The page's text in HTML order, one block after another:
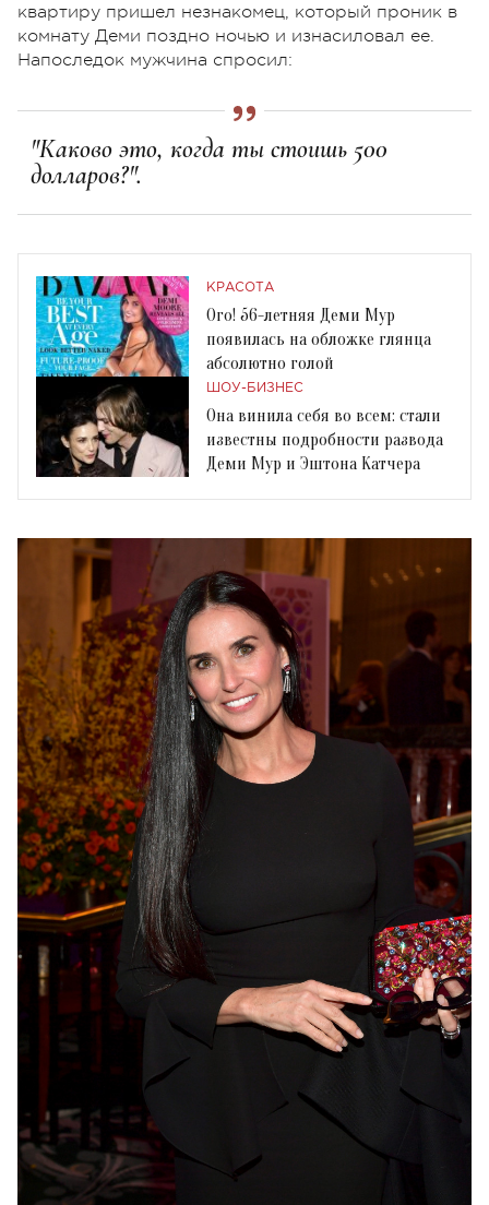
квартиру пришел незнакомец, который проник в
комнату Деми поздно ночью и изнасиловал ее.
Напоследок мужчина спросил:
"Каково это, когда ты стоишь 500
долларов?".
КРАСОТА
Ого! 56-летняя Деми Мур
появилась на обложке глянца
абсолютно голой
ШОУ-БИЗНЕС
Она винила себя во всем: стали
известны подробности развода
Деми Мур и Эштона Катчера